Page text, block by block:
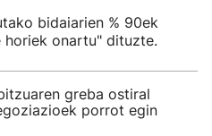
bidaiarien % 90ek
onartu" dituzte.
greba ostiral
porrot egin